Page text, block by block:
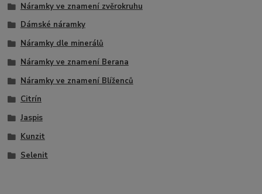
Náramky ve znamení zvěrokruhu
Dámské náramky
Náramky dle minerálů
Náramky ve znamení Berana
Náramky ve znamení Blíženců
Citrín
Jaspis
Kunzit
Selenit